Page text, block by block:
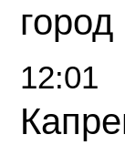
12:01